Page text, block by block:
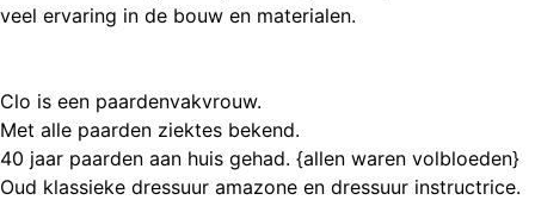
veel ervaring in de bouw en materialen.
Clo is een paardenvakvrouw.
Met alle paarden ziektes bekend.
40 jaar paarden aan huis gehad. {allen waren volbloeden}
Oud klassieke dressuur amazone en dressuur instructrice.